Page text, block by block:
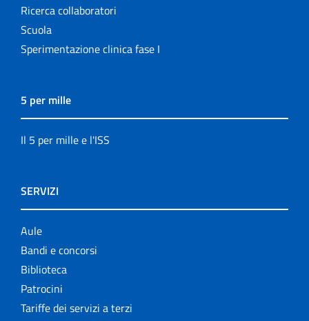
Ricerca collaboratori
Scuola
Sperimentazione clinica fase I
5 per mille
Il 5 per mille e l'ISS
SERVIZI
Aule
Bandi e concorsi
Biblioteca
Patrocini
Tariffe dei servizi a terzi